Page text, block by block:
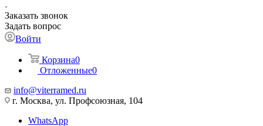
Заказать звонок
Задать вопрос
Войти
Корзина0
Отложенные0
info@viterramed.ru
г. Москва, ул. Профсоюзная, 104
WhatsApp